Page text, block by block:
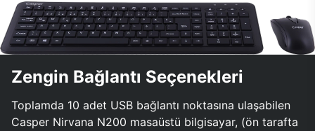
Zengin Bağlantı Seçenekleri
Toplamda 10 adet USB bağlantı noktasına ulaşabilen
Casper Nirvana N200 masaüstü bilgisayar, (ön tarafta